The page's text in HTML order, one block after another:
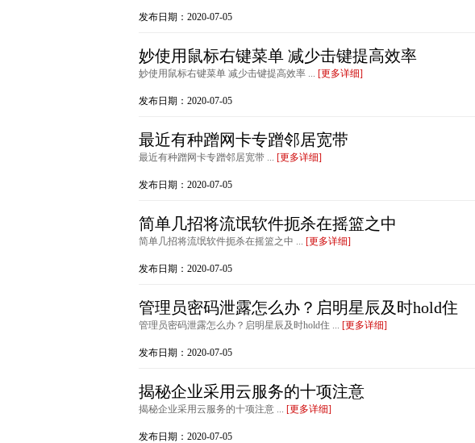
发布日期：2020-07-05
妙使用鼠标右键菜单 减少击键提高效率
妙使用鼠标右键菜单 减少击键提高效率 ... [更多详细]
发布日期：2020-07-05
最近有种蹭网卡专蹭邻居宽带
最近有种蹭网卡专蹭邻居宽带 ... [更多详细]
发布日期：2020-07-05
简单几招将流氓软件扼杀在摇篮之中
简单几招将流氓软件扼杀在摇篮之中 ... [更多详细]
发布日期：2020-07-05
管理员密码泄露怎么办？启明星辰及时hold住
管理员密码泄露怎么办？启明星辰及时hold住 ... [更多详细]
发布日期：2020-07-05
揭秘企业采用云服务的十项注意
揭秘企业采用云服务的十项注意 ... [更多详细]
发布日期：2020-07-05